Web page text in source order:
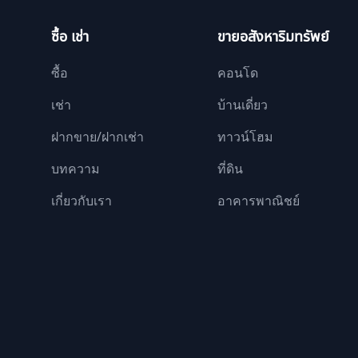
ซื้อ เช่า
ซื้อ
เช่า
ฝากขาย/ฝากเช่า
บทความ
เกี่ยวกับเรา
ขายอสังหาริมทรัพย์
คอนโด
บ้านเดี่ยว
ทาวน์โฮม
ที่ดิน
อาคารพาณิชย์